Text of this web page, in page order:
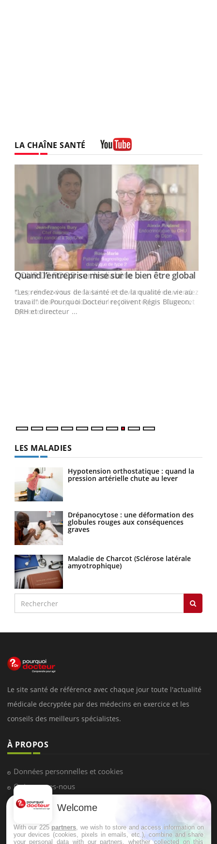
LA CHAÎNE SANTÉ
Youtube
Quand l’entreprise mise sur le bien être global
"Les rendez-vous de la santé et de la qualité de vie au
travail" de Pourquoi Docteur reçoivent Régis Blugeon,
DRH et directeur ...
LES MALADIES
Hypotension orthostatique : quand la
pression artérielle chute au lever
Drépanocytose : une déformation des
globules rouges aux conséquences
graves
Maladie de Charcot (Sclérose latérale
amyotrophique)
Le site santé de référence avec chaque jour toute l'actualité
médicale decryptée par des médecins en exercice et les
conseils des meilleurs spécialistes.
À PROPOS
Données personnelles et cookies
Qui sommes-nous
Conditions d'utilisation
Mentions Légales
Welcome
With our 225 partners , we wish to store and access information on
your devices (cookies, pixels in emails, etc.), combine and share
your personal data with our partners, whether collected on this